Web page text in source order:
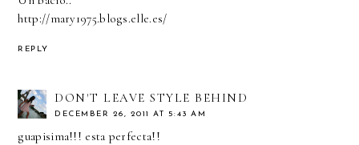
http://mary1975.blogs.elle.es/
REPLY
DON'T LEAVE STYLE BEHIND
DECEMBER 26, 2011 AT 5:43 AM
guapisima!!! esta perfecta!!